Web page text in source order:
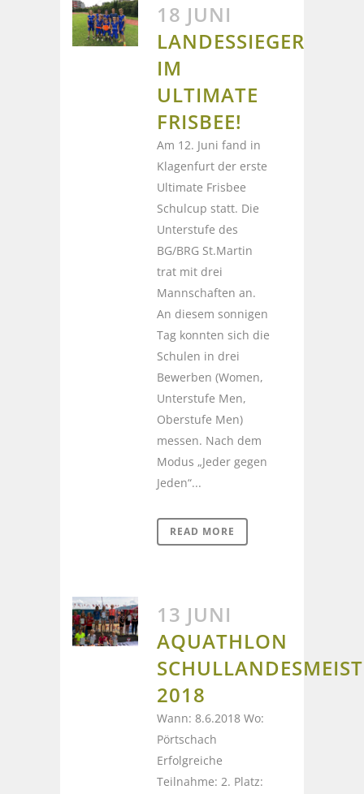
18 JUNI
LANDESSIEGER
IM
ULTIMATE
FRISBEE!
Am 12. Juni fand in
Klagenfurt der erste
Ultimate Frisbee
Schulcup statt. Die
Unterstufe des
BG/BRG St.Martin
trat mit drei
Mannschaften an.
An diesem sonnigen
Tag konnten sich die
Schulen in drei
Bewerben (Women,
Unterstufe Men,
Oberstufe Men)
messen. Nach dem
Modus „Jeder gegen
Jeden“...
READ MORE
13 JUNI
AQUATHLON
2018
Wann: 8.6.2018 Wo:
Pörtschach
Erfolgreiche
Teilnahme: 2. Platz: